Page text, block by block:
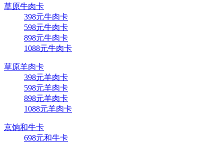
草原牛肉卡
398元牛肉卡
598元牛肉卡
898元牛肉卡
1088元牛肉卡
草原羊肉卡
398元羊肉卡
598元羊肉卡
898元羊肉卡
1088元羊肉卡
京饷和牛卡
698元和牛卡